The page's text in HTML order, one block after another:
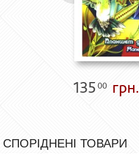
135 00 грн.
СПОРІДНЕНІ ТОВАРИ